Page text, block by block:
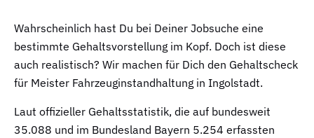
Wahrscheinlich hast Du bei Deiner Jobsuche eine
bestimmte Gehaltsvorstellung im Kopf. Doch ist diese
auch realistisch? Wir machen für Dich den Gehaltscheck
für Meister Fahrzeuginstandhaltung in Ingolstadt.
Laut offizieller Gehaltsstatistik, die auf bundesweit
35.088 und im Bundesland Bayern 5.254 erfassten